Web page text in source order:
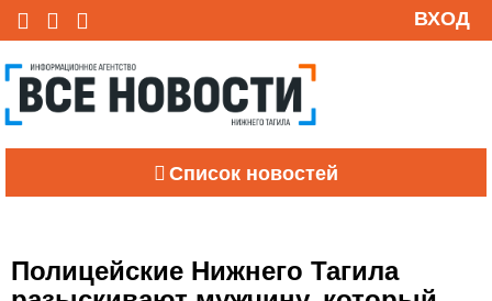
ВХОД
Список новостей
Полицейские Нижнего Тагила